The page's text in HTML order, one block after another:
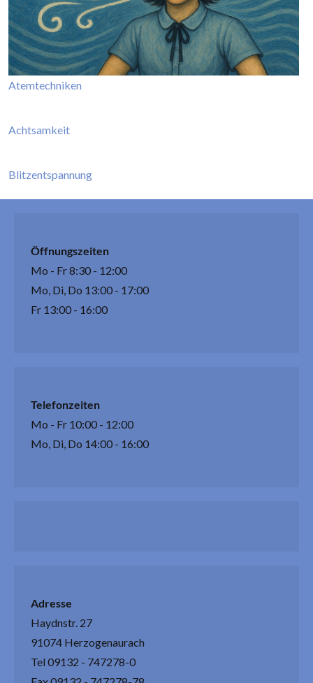
Atemtechniken
Achtsamkeit
Blitzentspannung
Öffnungszeiten
Mo - Fr 8:30 - 12:00
Mo, Di, Do 13:00 - 17:00
Fr 13:00 - 16:00
Telefonzeiten
Mo - Fr 10:00 - 12:00
Mo, Di, Do 14:00 - 16:00
Adresse
Haydnstr. 27
91074 Herzogenaurach
Tel 09132 - 747278-0